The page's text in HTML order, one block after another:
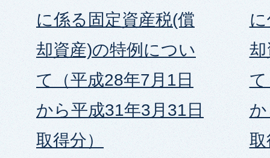
に係る固定資産税(償
却資産)の特例につい
て（平成28年7月1日
から平成31年3月31日
取得分）
取